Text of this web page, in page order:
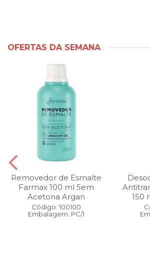
OFERTAS DA SEMANA
Removedor de Esmalte
Farmax 100 ml Sem
Acetona Argan
Código: 100100
Embalagem: PC/1
150